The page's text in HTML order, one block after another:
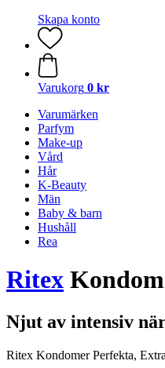
Skapa konto
Varukorg 0 kr
Varumärken
Parfym
Make-up
Vård
Hår
K-Beauty
Män
Baby & barn
Hushåll
Rea
Ritex
Njut av intensiv
Ritex Kondomer Perfekta,